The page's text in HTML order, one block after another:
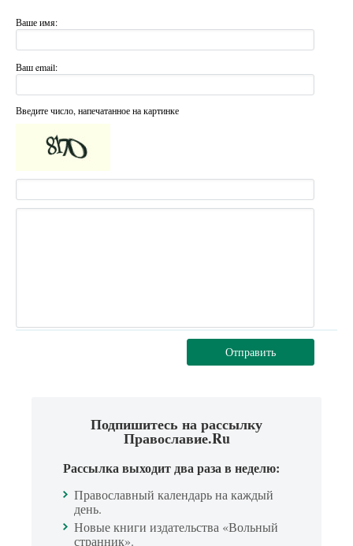
Ваше имя:
Ваш email:
Введите число, напечатанное на картинке
Отправить
Подпишитесь на рассылку
Православие.Ru
Рассылка выходит два раза в неделю:
Православный календарь на каждый
день.
Новые книги издательства «Вольный
странник».